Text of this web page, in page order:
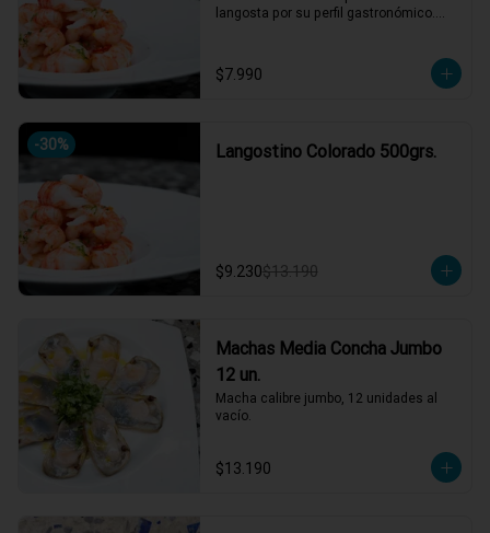
langosta por su perfil gastronómico.
$7.990
-30% Langostino Colorado 500grs.
$9.230$13.190
Machas Media Concha Jumbo
12 un.
Macha calibre jumbo, 12 unidades al
vacío.
$13.190